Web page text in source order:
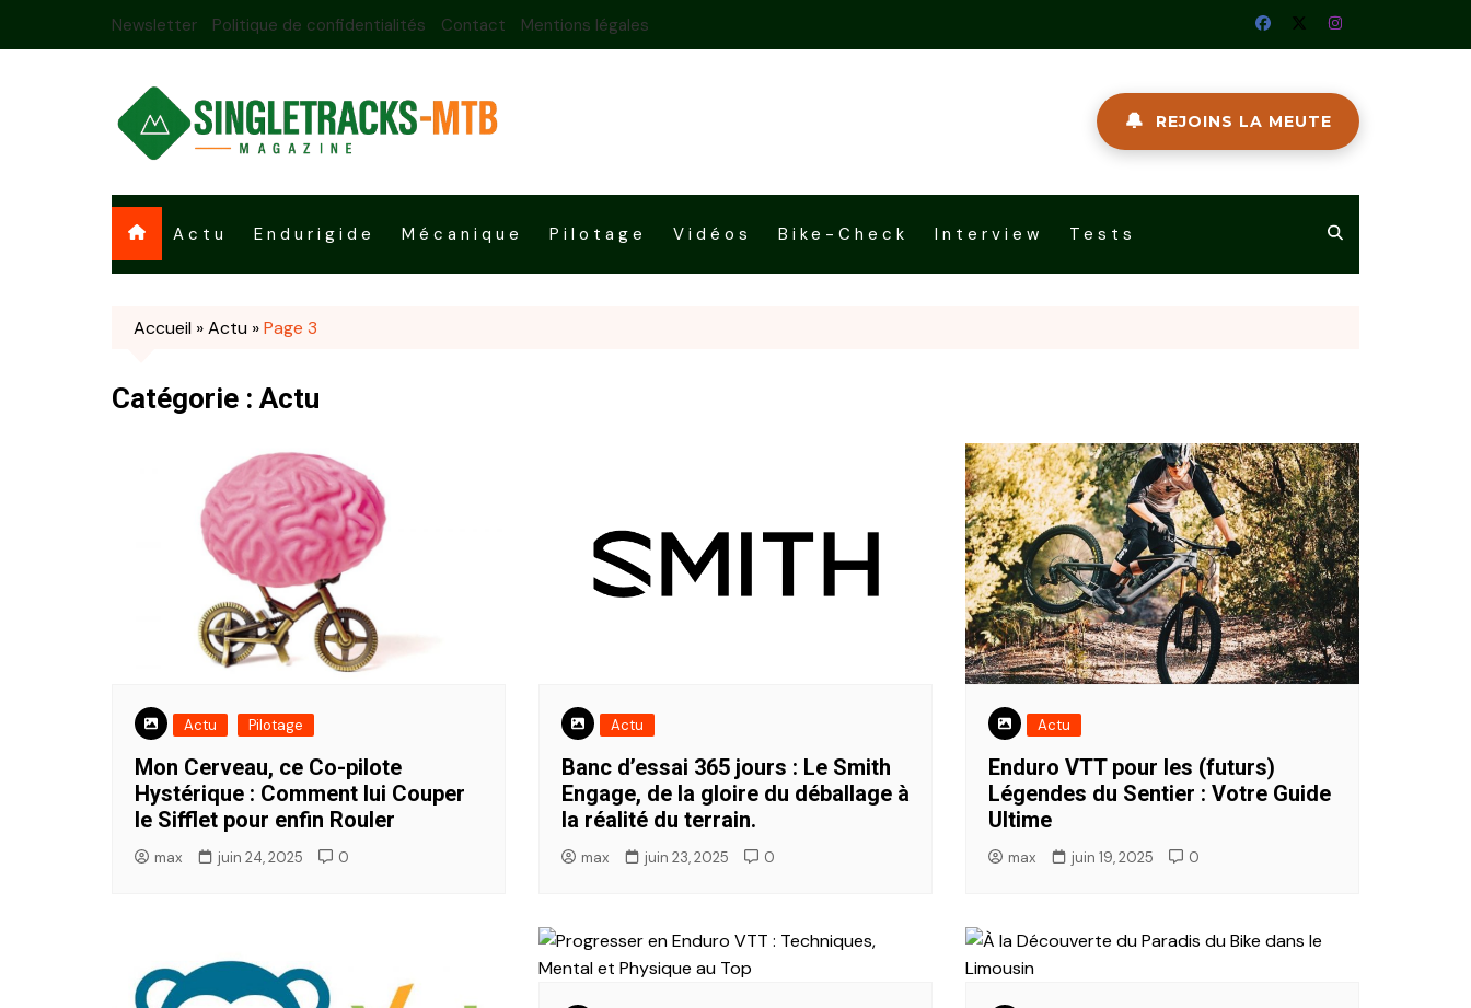
Newsletter Politique de confidentialités Contact Mentions légales
🔔 REJOINS LA MEUTE
Actu Endurigide Mécanique Pilotage Vidéos Bike-Check Interview Tests
Accueil »Actu »Page 3
Catégorie : Actu
Actu Pilotage
Mon Cerveau, ce Co-pilote
Hystérique : Comment lui Couper
le Sifflet pour enfin Rouler
max juin 24, 2025 0
Actu
Banc d’essai 365 jours : Le Smith
Engage, de la gloire du déballage à
la réalité du terrain.
max juin 23, 2025 0
Actu
Enduro VTT pour les (futurs)
Légendes du Sentier : Votre Guide
Ultime
max juin 19, 2025 0